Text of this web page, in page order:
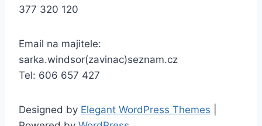
377 320 120
Email na majitele:
sarka.windsor(zavinac)seznam.cz
Tel: 606 657 427
Designed by Elegant WordPress Themes